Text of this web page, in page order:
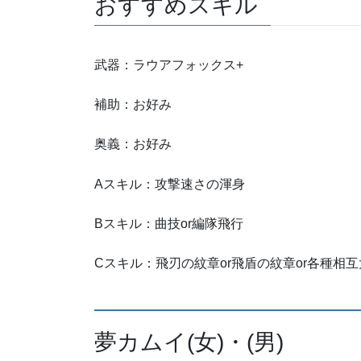
おすすめスキル
武器：ラウアフォックス+
補助：お好み
奥義：お好み
Aスキル：攻撃速さの渾身
Bスキル：曲技or編隊飛行
Cスキル：飛刃の紋章or飛盾の紋章or各種相
夢カムイ(女)・(男)